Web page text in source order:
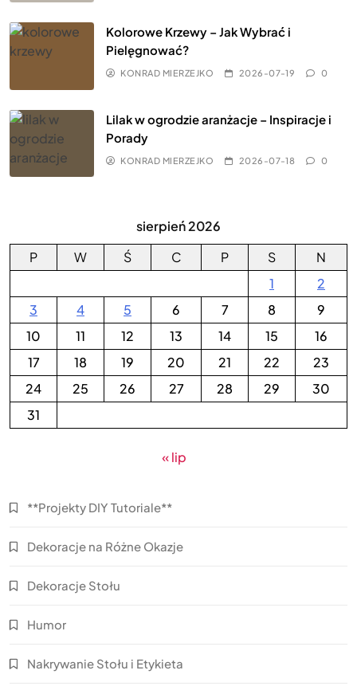
Kolorowe Krzewy – Jak Wybrać i
Pielęgnować?
KONRAD MIERZEJKO 2026-07-19 0
Lilak w ogrodzie aranżacje – Inspiracje i
Porady
KONRAD MIERZEJKO 2026-07-18 0
sierpień 2026
P
W Ś C P S
N
1
2
3
4 5 6 7 8
9
10
11 12 13 14 15
16
17
18 19 20 21 22
23
24
25 26 27 28 29
30
31
« lip
**Projekty DIY Tutoriale**
Dekoracje na Różne Okazje
Dekoracje Stołu
Humor
Nakrywanie Stołu i Etykieta